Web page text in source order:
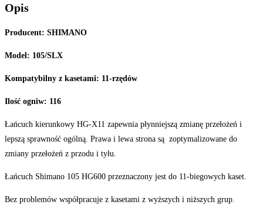
Opis
Producent: SHIMANO
Model: 105/SLX
Kompatybilny z kasetami: 11-rzędów
Ilość ogniw: 116
Łańcuch kierunkowy HG-X11 zapewnia płynniejszą zmianę przełożeń i
lepszą sprawność ogólną. Prawa i lewa strona są zoptymalizowane do
zmiany przełożeń z przodu i tyłu.
Łańcuch Shimano 105 HG600 przeznaczony jest do 11-biegowych kaset.
Bez problemów współpracuje z kasetami z wyższych i niższych grup.